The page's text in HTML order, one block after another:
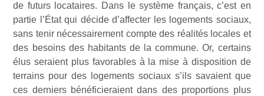
de futurs locataires. Dans le système français, c’est en
partie l’État qui décide d’affecter les logements sociaux,
sans tenir nécessairement compte des réalités locales et
des besoins des habitants de la commune. Or, certains
élus seraient plus favorables à la mise à disposition de
terrains pour des logements sociaux s’ils savaient que
ces derniers bénéficieraient dans des proportions plus